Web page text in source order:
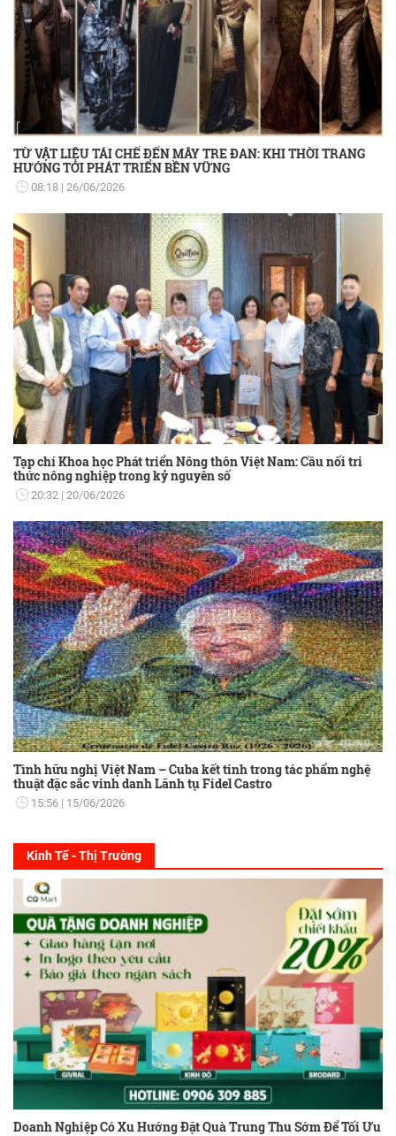
TỪ VẬT LIỆU TÁI CHẾ ĐẾN MÂY TRE ĐAN: KHI THỜI TRANG
HƯỚNG TỚI PHÁT TRIỂN BỀN VỮNG
08:18 26/06/2026
Tạp chí Khoa học Phát triển Nông thôn Việt Nam: Cầu nối tri
thức nông nghiệp trong kỷ nguyên số
20:32 20/06/2026
Tình hữu nghị Việt Nam – Cuba kết tinh trong tác phẩm nghệ
thuật đặc sắc vinh danh Lãnh tụ Fidel Castro
15:56 15/06/2026
Kinh Tế - Thị Trường
Doanh Nghiệp Có Xu Hướng Đặt Quà Trung Thu Sớm Để Tối Ưu